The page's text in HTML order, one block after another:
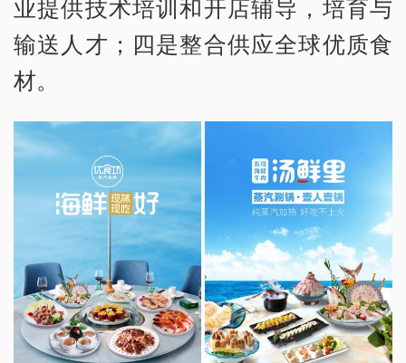
业提供技术培训和开店辅导，培育与
输送人才；四是整合供应全球优质食
材。